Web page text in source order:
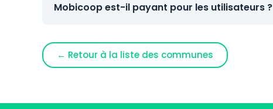
Mobicoop est-il payant pour les utilisateurs ?
← Retour à la liste des communes